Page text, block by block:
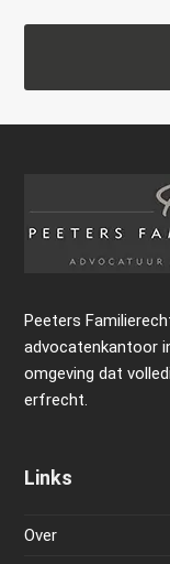
Peeters
advocatenkantoor
omgeving dat
erfrecht.
Links
Over